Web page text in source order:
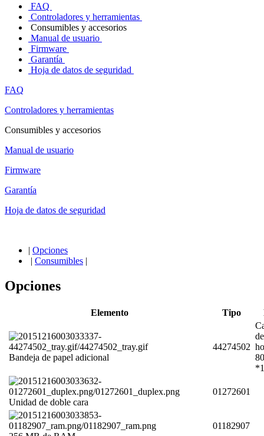
FAQ
Controladores y herramientas
Consumibles y accesorios
Manual de usuario
Firmware
Garantía
Hoja de datos de seguridad
FAQ
Controladores y herramientas
Consumibles y accesorios
Manual de usuario
Firmware
Garantía
Hoja de datos de seguridad
| Opciones
| Consumibles |
Opciones
Elemento Tipo
Bandeja de papel adicional
44274502
*1
Unidad de doble cara
01272601
01182907